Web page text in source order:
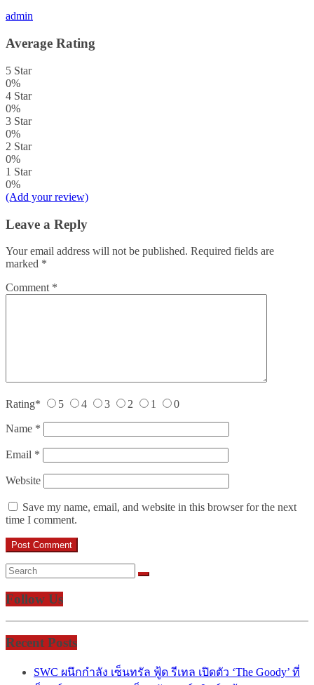
admin
Average Rating
5 Star
0%
4 Star
0%
3 Star
0%
2 Star
0%
1 Star
0%
(Add your review)
Leave a Reply
Your email address will not be published. Required fields are
marked *
Comment *
Rating* 5 4 3 2 1 0
Name *
Email *
Website
Save my name, email, and website in this browser for the next
time I comment.
Follow Us
Recent Posts
SWC ผนึกกำลัง เซ็นทรัล ฟู้ด รีเทล เปิดตัว ‘The Goody’ ที่